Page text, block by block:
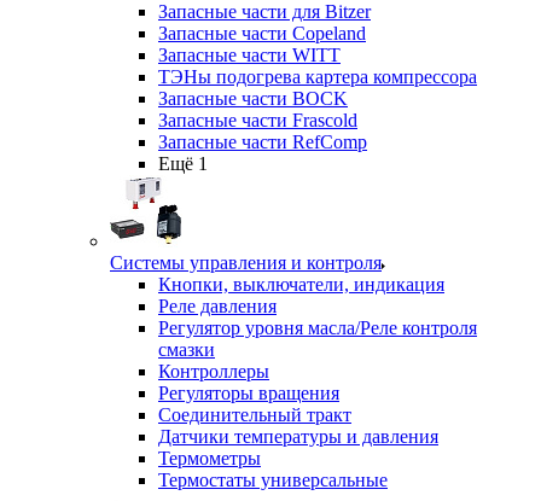
Запасные части для Bitzer
Запасные части Copeland
Запасные части WITT
ТЭНы подогрева картера компрессора
Запасные части BOCK
Запасные части Frascold
Запасные части RefComp
Ещё 1
Системы управления и контроля
Кнопки, выключатели, индикация
Реле давления
Регулятор уровня масла/Реле контроля
смазки
Контроллеры
Регуляторы вращения
Соединительный тракт
Датчики температуры и давления
Термометры
Термостаты универсальные